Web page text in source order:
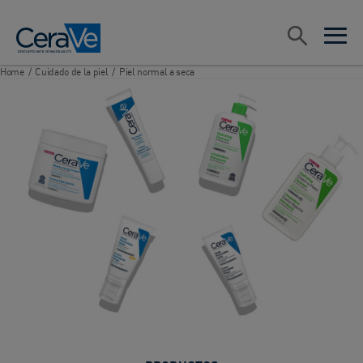
open
open
Search
Home / Cuidado de la piel / Piel normal a seca